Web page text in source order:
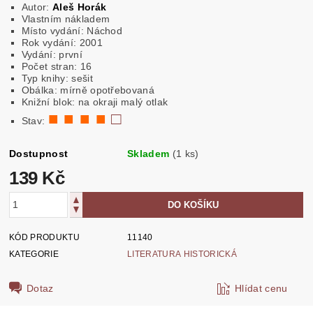
Autor: Aleš Horák
Vlastním nákladem
Místo vydání: Náchod
Rok vydání: 2001
Vydání: první
Počet stran: 16
Typ knihy: sešit
Obálka: mírně opotřebovaná
Knižní blok: na okraji malý otlak
Stav: ■ ■ ■ ■ □
Dostupnost Skladem (1 ks)
139 Kč
KÓD PRODUKTU
11140
KATEGORIE
LITERATURA HISTORICKÁ
Dotaz Hlídat cenu